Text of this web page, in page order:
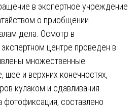
в экспертное учреждение
о приобщении
дела. Осмотр в
центре проведен в
множественные
шее и верхних конечностях,
кулаком и сдавливания
составлено